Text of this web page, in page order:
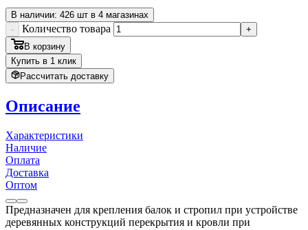
В наличии: 426 шт в 4 магазинах
-
Количество товара
+
В корзину
Купить в 1 клик
Рассчитать доставку
Описание
Характеристики
Наличие
Оплата
Доставка
Оптом
Предназначен для крепления балок и стропил при устройстве
деревянных конструкций перекрытия и кровли при